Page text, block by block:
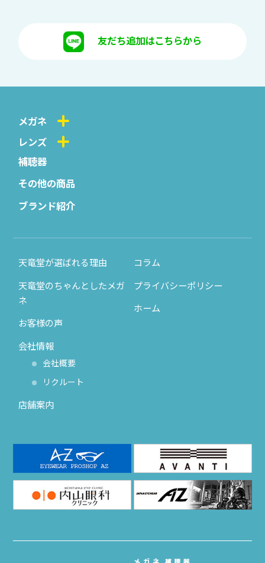
友だち追加はこちらから
メガネ
レンズ
補聴器
その他の商品
ブランド紹介
天竜堂が選ばれる理由
天竜堂のちゃんとしたメガ
ネ
お客様の声
会社情報
会社概要
リクルート
店舗案内
コラム
プライバシーポリシー
ホーム